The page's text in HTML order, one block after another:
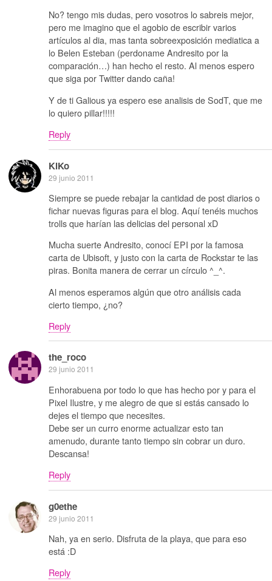
No? tengo mis dudas, pero vosotros lo sabreis mejor,
pero me imagino que el agobio de escribir varios
artículos al dia, mas tanta sobreexposición mediatica a
lo Belen Esteban (perdoname Andresito por la
comparación…) han hecho el resto. Al menos espero
que siga por Twitter dando caña!
Y de ti Galious ya espero ese analisis de SodT, que me
lo quiero pillar!!!!!
Reply
KiKo
29 junio 2011
Siempre se puede rebajar la cantidad de post diarios o
fichar nuevas figuras para el blog. Aquí tenéis muchos
trolls que harían las delicias del personal xD
Mucha suerte Andresito, conocí EPI por la famosa
carta de Ubisoft, y justo con la carta de Rockstar te las
piras. Bonita manera de cerrar un círculo ^_^.
Al menos esperamos algún que otro análisis cada
cierto tiempo, ¿no?
Reply
the_roco
29 junio 2011
Enhorabuena por todo lo que has hecho por y para el
Pixel Ilustre, y me alegro de que si estás cansado lo
dejes el tiempo que necesites.
Debe ser un curro enorme actualizar esto tan
amenudo, durante tanto tiempo sin cobrar un duro.
Descansa!
Reply
g0ethe
29 junio 2011
Nah, ya en serio. Disfruta de la playa, que para eso
está :D
Reply